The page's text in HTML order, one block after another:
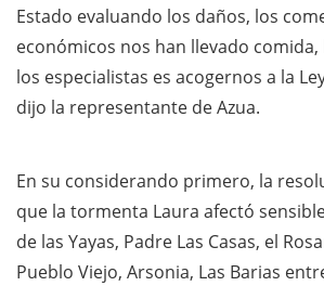
Estado evaluando los daños, los
económicos nos han llevado
los especialistas es acogernos a la
dijo la representante de Azua.
En su considerando primero, la
que la tormenta Laura afectó
de las Yayas, Padre Las Casas, el
Pueblo Viejo, Arsonia, Las Barias